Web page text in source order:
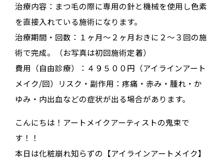
治療内容：まつ毛の際に専用の針と機械を使用し色素
を直接入れている施術になります。
治療期間・回数：１ヶ月〜２ヶ月おきに２〜３回の施
術で完成。（お写真は初回施術定着）
費用（自由診療）：４９５００円（アイラインアート
メイク/回）リスク・副作用：疼痛・赤み・腫れ・か
ゆみ・内出血などの症状が出る場合があります。
こんにちは！アートメイクアーティストの鬼束で
す！！
本日は化粧崩れ知らずの【アイラインアートメイク】